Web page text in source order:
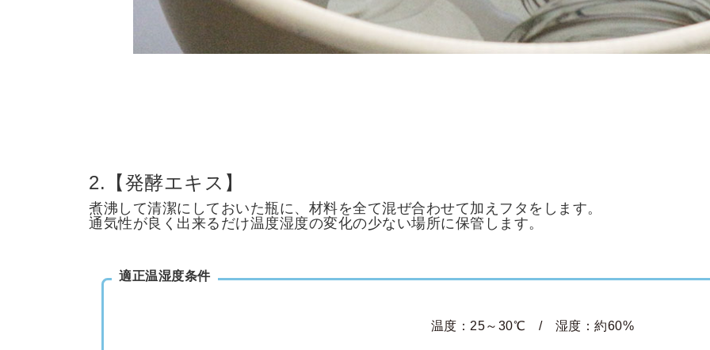
2.【発酵エキス】
煮沸して清潔にしておいた瓶に、材料を全て混ぜ合わせて加えフタをします。
通気性が良く出来るだけ温度湿度の変化の少ない場所に保管します。
適正温湿度条件
温度：25～30℃ / 湿度：約60%